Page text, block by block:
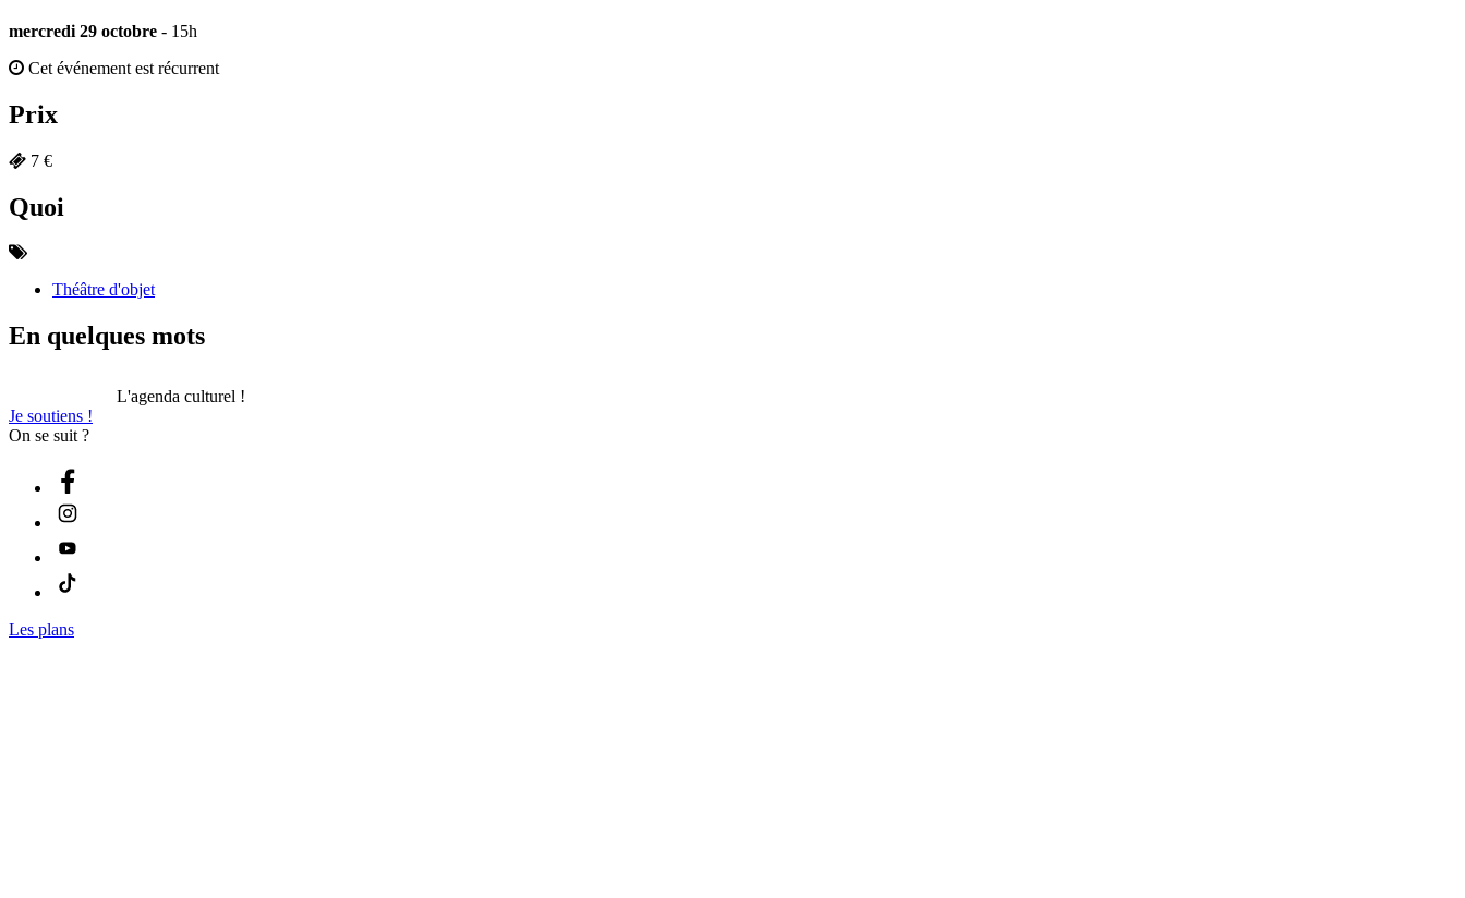
mercredi 29 octobre - 15h
Cet événement est récurrent
Prix
7 €
Quoi
Théâtre d'objet
En quelques mots
L'agenda culturel !
Je soutiens !
On se suit ?
Les plans